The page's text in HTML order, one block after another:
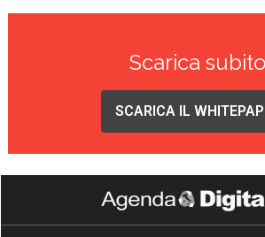
Scarica subito
SCARICA IL